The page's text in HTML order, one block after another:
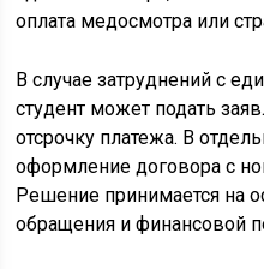
оплата медосмотра или
В случае затруднений с
студент может подать
отсрочку платежа. В
оформление договора с
Решение принимается на
обращения и финансовой